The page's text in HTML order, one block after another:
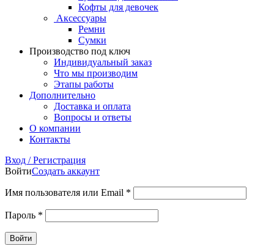
Кофты для девочек
Аксессуары
Ремни
Сумки
Производство под ключ
Индивидуальный заказ
Что мы производим
Этапы работы
Дополнительно
Доставка и оплата
Вопросы и ответы
О компании
Контакты
Вход / Регистрация
ВойтиСоздать аккаунт
Имя пользователя или Email *
Пароль *
Войти